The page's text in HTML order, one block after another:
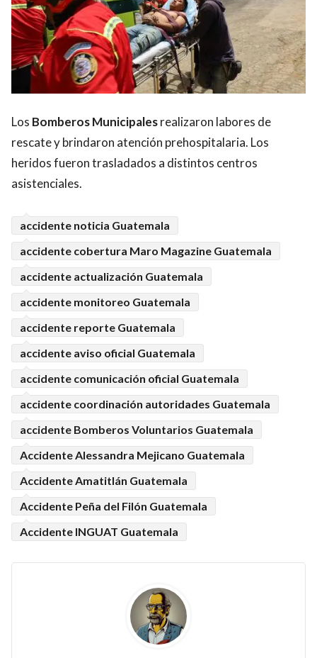
Los Bomberos Municipalesrealizaron labores de
rescate y brindaron atención prehospitalaria. Los
heridos fueron trasladados a distintos centros
asistenciales.
accidente noticia Guatemala
accidente cobertura Maro Magazine Guatemala
accidente actualización Guatemala
accidente monitoreo Guatemala
accidente reporte Guatemala
accidente aviso oficial Guatemala
accidente comunicación oficial Guatemala
accidente coordinación autoridades Guatemala
accidente Bomberos Voluntarios Guatemala
Accidente Alessandra Mejicano Guatemala
Accidente Amatitlán Guatemala
Accidente Peña del Filón Guatemala
Accidente INGUAT Guatemala